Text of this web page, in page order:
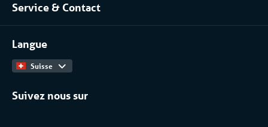
Installateurs / Maintenanciers
Notre équipe
Travailler chez
Catalogue Produits
Service & Contact
Contact
Langue
Suisse
Suivez nous sur